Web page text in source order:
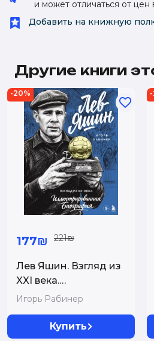
и может отличаться от цен
Добавить на книжную
Другие книги
-20%
177₪ 221₪
Лев Яшин. Взгляд из
XXI века.
Иллюстрированная
Игорь Рабинер
Купить